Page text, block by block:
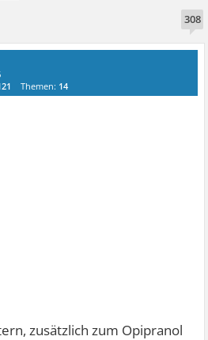
308
Themen: 14
zusätzlich zum Opipranol